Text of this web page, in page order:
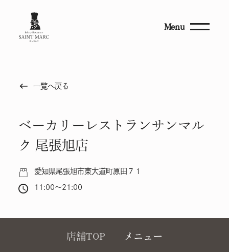
Menu
keyboard_backspace 一覧へ戻る
ベーカリーレストランサンマル
ク 尾張旭店
愛知県尾張旭市東大道町原田７１
11:00～21:00
店舗TOP メニュー